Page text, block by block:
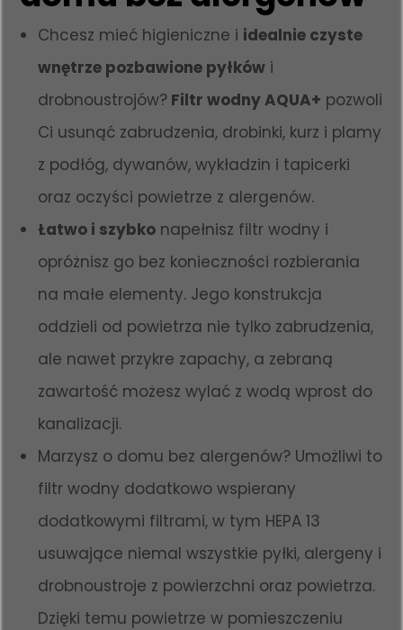
Chcesz mieć higieniczne i idealnie czyste
wnętrze pozbawione pyłków i
drobnoustrojów? Filtr wodny AQUA+ pozwoli
Ci usunąć zabrudzenia, drobinki, kurz i plamy
z podłóg, dywanów, wykładzin i tapicerki
oraz oczyści powietrze z alergenów.
Łatwo i szybko napełnisz filtr wodny i
opróżnisz go bez konieczności rozbierania
na małe elementy. Jego konstrukcja
oddzieli od powietrza nie tylko zabrudzenia,
ale nawet przykre zapachy, a zebraną
zawartość możesz wylać z wodą wprost do
kanalizacji.
Marzysz o domu bez alergenów? Umożliwi to
filtr wodny dodatkowo wspierany
dodatkowymi filtrami, w tym HEPA 13
usuwające niemal wszystkie pyłki, alergeny i
drobnoustroje z powierzchni oraz powietrza.
Dzięki temu powietrze w pomieszczeniu